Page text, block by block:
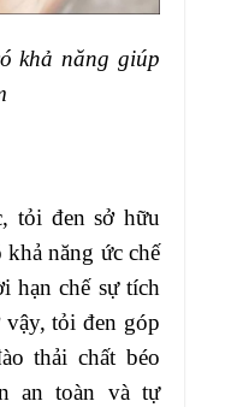
khả năng giúp
tỏi đen sở hữu
năng ức chế
hạn chế sự tích
tỏi đen góp
thải chất béo
an toàn và tự